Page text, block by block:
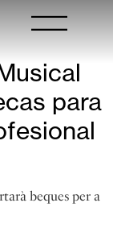
para
beques per a